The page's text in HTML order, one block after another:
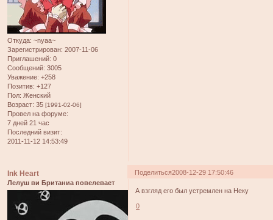
Откуда: ~nyaa~
Зарегистрирован: 2007-11-06
Приглашений: 0
Сообщений: 3005
Уважение: +258
Позитив: +127
Пол: Женский
Возраст: 35 [1991-02-06]
Провел на форуме:
7 дней 21 час
Последний визит:
2011-11-12 14:53:49
Поделиться2008-12-29 17:50:46
Ink Heart
Лелуш ви Британиа повелевает
А взгляд его был устремлен на Неку
0